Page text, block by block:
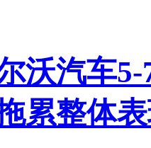
沃汽车
累整体